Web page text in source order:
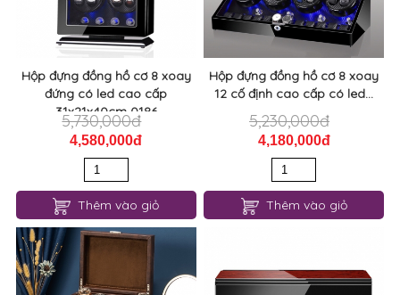
Hộp đựng đồng hồ cơ 8 xoay
đứng có led cao cấp
31x21x40cm 0186
5,730,000đ
4,580,000đ
Thêm vào giỏ
Hộp đựng đồng hồ cơ 8 xoay
12 cố định cao cấp có led...
5,230,000đ
4,180,000đ
Thêm vào giỏ